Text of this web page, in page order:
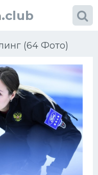
.club
(64 Фото)